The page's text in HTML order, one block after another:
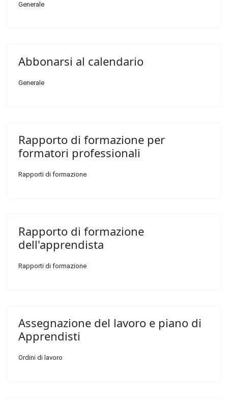
Generale
Abbonarsi al calendario
Generale
Rapporto di formazione per
formatori professionali
Rapporti di formazione
Rapporto di formazione
dell'apprendista
Rapporti di formazione
Assegnazione del lavoro e piano di
Apprendisti
Ordini di lavoro